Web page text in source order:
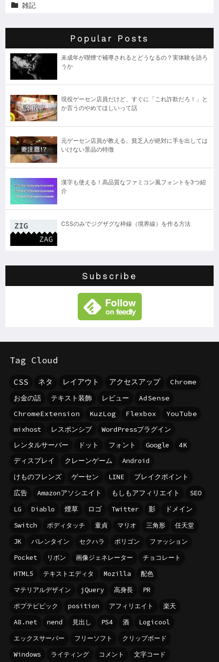
 雑記
Popular Posts
未成年が喫煙で補導されるとどうなるの？実体験を語ろ
うか
現役ゲーセン店員だけど、すぐに「これ詐欺だろ！」と
か言うのやめてほしいって話
元ゲーセン店員が教える、貧乏人が絶対に手を出しては
いけない景品の特徴
漢字も使える！高品質なファミコン風フォントを3つ紹
介
CSSのみでジグザグな枠線（境界線）を作る方法
Subscribe
Tag Cloud
CSS ネタ レイアウト アクセスアップ
Chrome
お金の話
テキスト装飾 レビュー
AdSense
ChromeExtension
KuzLog Flexbox
YouTube
mixhost
レスポンシブ
WordPressプラグイン
レンタルサーバー
ドット フォント Google
4K
ディスプレイ
クレーンゲーム
Android
けものフレンズ
ゲーセン LINE
ブレイクポイント
広告
Amazonアソシエイト もしもアフィリエイト
SEO
LG
Diablo 煙草 ロゴ Twitter 影
ドメイン
Switch
ボディタッチ 童貞 マリオ 三角形
任天堂
JK
バレンタイン セクハラ ポリゴン
ファッション
Pocket
リボン 画像ジェネレーター
チョコレート
HTML5
テキストエディタ Mozilla
配色
マテリアルデザイン
jQuery 高身長
PR
ポプテピピック
position アフィリエイト
楽天
A8.net
nend 見出し PS4 酒
Logicool
エックスサーバー
フリーソフト
クリップボード
Windows
ライティング コメント 文字コード